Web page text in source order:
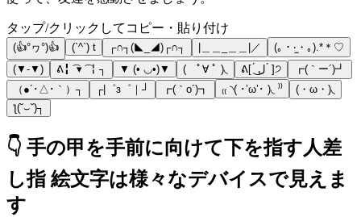
タップ/クリックしてコピー・貼り付け
(👍°ヮ°)👍 (`^`) t ┌∩┐(◣_◢)┌∩┐ |＿＿_＿＿|／
(｡・‧̫・｡).*＊♡
(▼-▼)
ᕕ╏ ͡ ▾ ͡ ╏┐ ▼ (• ◡•)▼ ( ﾟ∀ ﾟ )◟ ᕕ[ ́ ل͜ ́ ]੭
┏(｀ー´)┛
（●´･△･｀）┐
┌|゜з゜｜┘ ┏(｀o´)┓ ₍₍ ◝( ･’ω’･ )◟ ⁾⁾
(・ω・)◟
ƪ(˘⌣˘)┐
👇 手の甲を手前に向けて下を指す人差
し指 絵文字は様々なデバイスで見えま
す